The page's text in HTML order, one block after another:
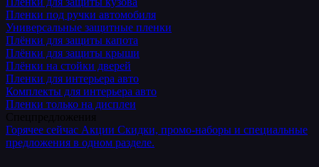
Пленки под ручки автомобиля
Универсальные защитные пленки
Плёнки для защиты капота
Плёнки для защиты крыши
Плёнки на стойки дверей
Пленки для интерьера авто
Комплекты для интерьера авто
Пленки только на дисплеи
Горячее сейчас Акции Скидки, промо-наборы и специальные
предложения в одном разделе.